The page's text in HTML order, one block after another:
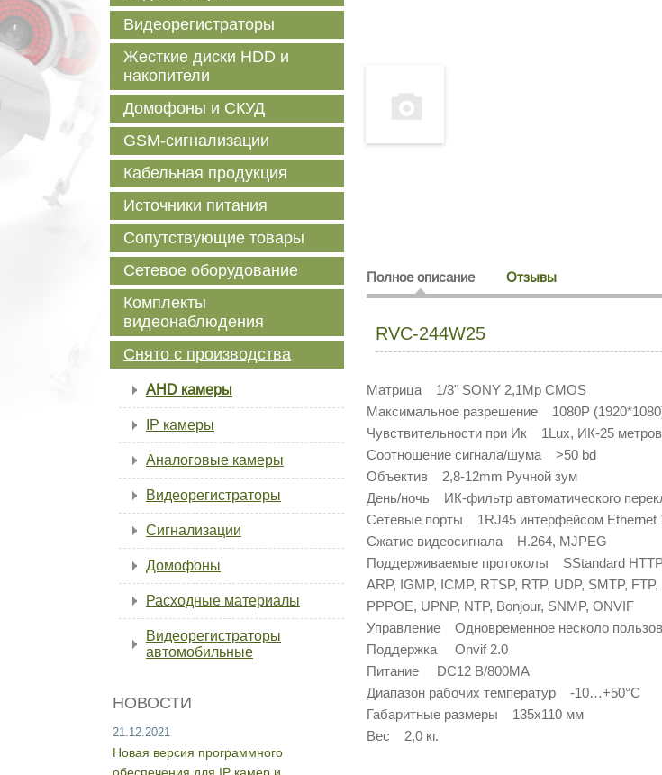
Полное описание Отзывы
RVC-244W25
Матрица 1/3" SONY 2,1Mp CMOS
Максимальное разрешение 1080P
Чувствительности при Ик 1Lux, ИК-25
Соотношение сигнала/шума >50 bd
Объектив 2,8-12mm Ручной зум
День/ночь ИК-фильтр автоматического
Сетевые порты 1RJ45 интерфейсом Ethernet
Cжатие видеосигнала H.264, MJPEG
Поддерживаемые протоколы SStandard
ARP, IGMP, ICMP, RTSP, RTP, UDP, SMTP,
PPPOE, UPNP, NTP, Bonjour, SNMP, ONVIF
Управление Одновременное несколо
Поддержка Onvif 2.0
Питание DC12 В/800МА
Диапазон рабочих температур -10…+50°С
Габаритные размеры 135x110 мм
Вес 2,0 кг.
Видеорегистраторы
Жесткие диски HDD и
накопители
Домофоны и СКУД
GSM-сигнализации
Кабельная продукция
Источники питания
Сопутствующие товары
Сетевое оборудование
Комплекты
видеонаблюдения
Снято с производства
AHD камеры
IP камеры
Аналоговые камеры
Видеорегистраторы
Сигнализации
Домофоны
Расходные материалы
Видеорегистраторы
автомобильные
НОВОСТИ
21.12.2021
Новая версия программного